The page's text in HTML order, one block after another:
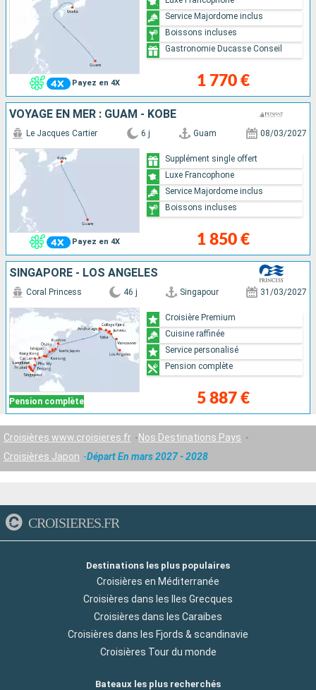
Payez en 4X 1 770 €
Service Majordome inclus
Boissons incluses
Gastronomie Ducasse Conseil
VOYAGE EN MER : GUAM - KOBE
Payez en 4X
Le Jacques Cartier 6 j Guam 08/03/2027
1 850 €
Supplément single offert
Luxe Francophone
Service Majordome inclus
Boissons incluses
SINGAPORE - LOS ANGELES
Pension complète
Coral Princess 46 j Singapour 31/03/2027
5 887 €
Croisière Premium
Cuisine raffinée
Service personalisé
Pension complète
Croisières www.croisieres.fr
Nos Destinations Pays
Croisières Japon
Départ En mars 2027 - 2028
CROISIERES.FR
Destinations les plus populaires
Croisières en Méditerranée
Croisières dans les Iles Grecques
Croisières dans les Caraibes
Croisières dans les Fjords & scandinavie
Croisières Tour du monde
Bateaux les plus recherchés